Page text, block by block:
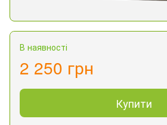
В наявності
2 250 грн
Купити